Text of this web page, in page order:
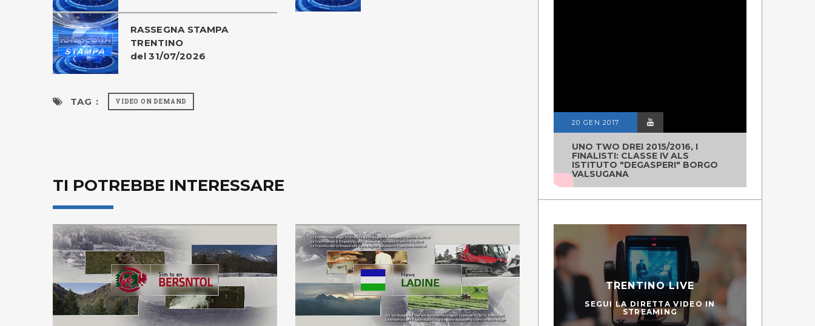
RASSEGNA STAMPA
TRENTINO
del 31/07/2026
TAG : VIDEO ON DEMAND
TI POTREBBE INTERESSARE
20 GEN 2017
UNO TWO DREI 2015/2016, I
FINALISTI: CLASSE IV ALS
ISTITUTO "DEGASPERI" BORGO
VALSUGANA
TRENTINO LIVE
SEGUI LA DIRETTA VIDEO IN
STREAMING